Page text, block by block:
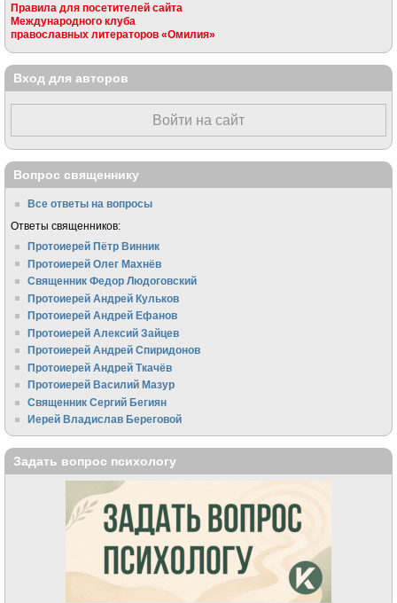
Правила для посетителей сайта
Международного клуба
православных литераторов «Омилия»
Вход для авторов
Войти на сайт
Вопрос священнику
Все ответы на вопросы
Ответы священников:
Протоиерей Пётр Винник
Протоиерей Олег Махнёв
Священник Федор Людоговский
Протоиерей Андрей Кульков
Протоиерей Андрей Ефанов
Протоиерей Алексий Зайцев
Протоиерей Андрей Спиридонов
Протоиерей Андрей Ткачёв
Протоиерей Василий Мазур
Священник Сергий Бегиян
Иерей Владислав Береговой
Задать вопрос психологу